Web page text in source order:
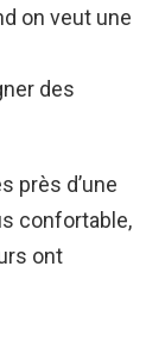
on veut une
des
près d’une
confortable,
ont